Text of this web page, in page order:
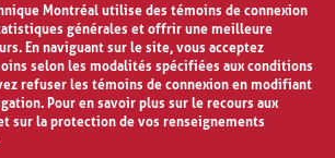
Montréal utilise des témoins de connexion
générales et offrir une meilleure
En naviguant sur le site, vous acceptez
selon les modalités spécifiées aux conditions
refuser les témoins de connexion en modifiant
Pour en savoir plus sur le recours aux
sur la protection de vos renseignements